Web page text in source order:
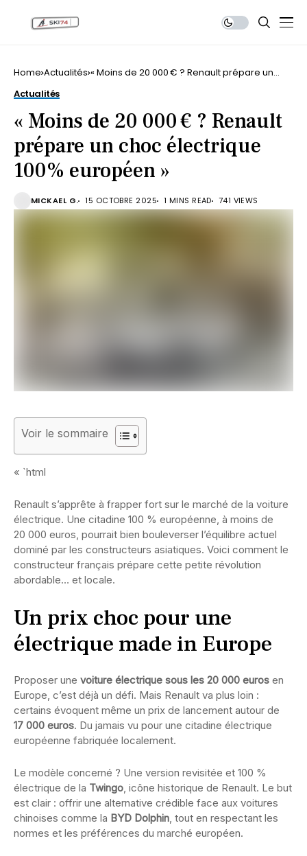
Home Actualités « Moins de 20 000 € ? Renault prépare un
Actualités
« Moins de 20 000 € ? Renault
prépare un choc électrique
100% européen »
MICKAEL G. 15 OCTOBRE 2025 1 MINS READ 741 VIEWS
Voir le sommaire
« `html
Renault s’apprête à frapper fort sur le marché de la voiture
électrique. Une citadine 100 % européenne, à moins de
20 000 euros, pourrait bien bouleverser l’équilibre actuel
dominé par les constructeurs asiatiques. Voici comment le
constructeur français prépare cette petite révolution
abordable… et locale.
Un prix choc pour une
électrique made in Europe
Proposer une voiture électrique sous les 20 000 euros en
Europe, c’est déjà un défi. Mais Renault va plus loin :
certains évoquent même un prix de lancement autour de
17 000 euros. Du jamais vu pour une citadine électrique
européenne fabriquée localement.
Le modèle concerné ? Une version revisitée et 100 %
électrique de la Twingo, icône historique de Renault. Le but
est clair : offrir une alternative crédible face aux voitures
chinoises comme la BYD Dolphin, tout en respectant les
normes et les préférences du marché européen.